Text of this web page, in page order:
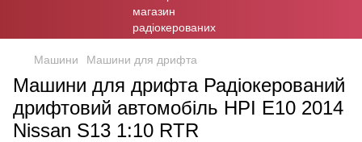
Машини Машини для дрифта
Машини для дрифта Радіокерований
дрифтовий автомобіль HPI E10 2014
Nissan S13 1:10 RTR